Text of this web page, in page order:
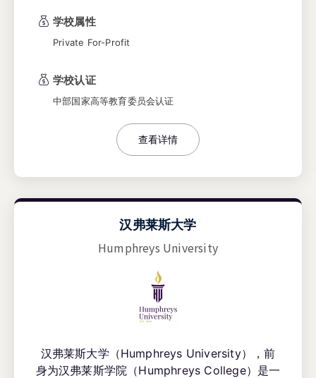
学校属性
Private For-Profit
学校认证
中部国家高等教育委员会认证
查看详情
汉弗莱斯大学
Humphreys University
汉弗莱斯大学（Humphreys University），前
身为汉弗莱斯学院（Humphreys College）是一